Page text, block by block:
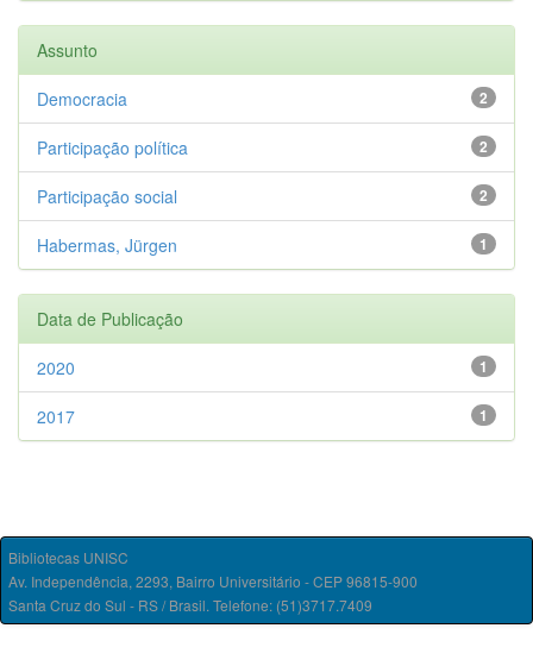
Assunto
2
Democracia
2
Participação política
2
Participação social
1
Habermas, Jürgen
Data de Publicação
1
2020
1
2017
Bibliotecas UNISC
Av. Independência, 2293, Bairro Universitário - CEP 96815-900
Santa Cruz do Sul - RS / Brasil. Telefone: (51)3717.7409